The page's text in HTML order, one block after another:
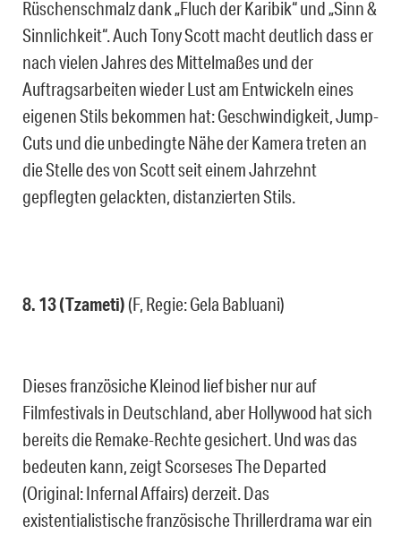
Rüschenschmalz dank „Fluch der Karibik“ und „Sinn &
Sinnlichkeit“. Auch Tony Scott macht deutlich dass er
nach vielen Jahres des Mittelmaßes und der
Auftragsarbeiten wieder Lust am Entwickeln eines
eigenen Stils bekommen hat: Geschwindigkeit, Jump-
Cuts und die unbedingte Nähe der Kamera treten an
die Stelle des von Scott seit einem Jahrzehnt
gepflegten gelackten, distanzierten Stils.
8. 13 (Tzameti)(F, Regie: Gela Babluani)
Dieses französiche Kleinod lief bisher nur auf
Filmfestivals in Deutschland, aber Hollywood hat sich
bereits die Remake-Rechte gesichert. Und was das
bedeuten kann, zeigt Scorseses The Departed
(Original: Infernal Affairs) derzeit. Das
existentialistische französische Thrillerdrama war ein